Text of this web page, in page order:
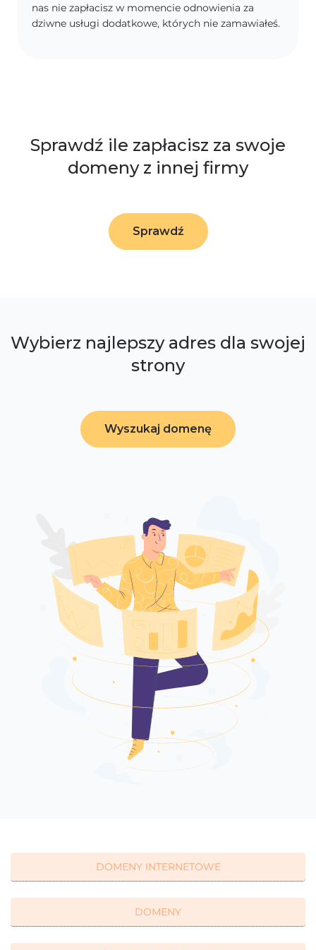
nas nie zapłacisz w momencie odnowienia za
dziwne usługi dodatkowe, których nie zamawiałeś.
Sprawdź ile zapłacisz za swoje
domeny z innej firmy
Sprawdź
Wybierz najlepszy adres dla swojej
strony
Wyszukaj domenę
DOMENY INTERNETOWE
DOMENY